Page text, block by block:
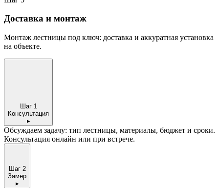
Доставка и монтаж
Монтаж лестницы под ключ: доставка и аккуратная установка
на объекте.
Шаг 1
Консультация
▸
Обсуждаем задачу: тип лестницы, материалы, бюджет и сроки.
Консультация онлайн или при встрече.
Шаг 2
Замер
▸